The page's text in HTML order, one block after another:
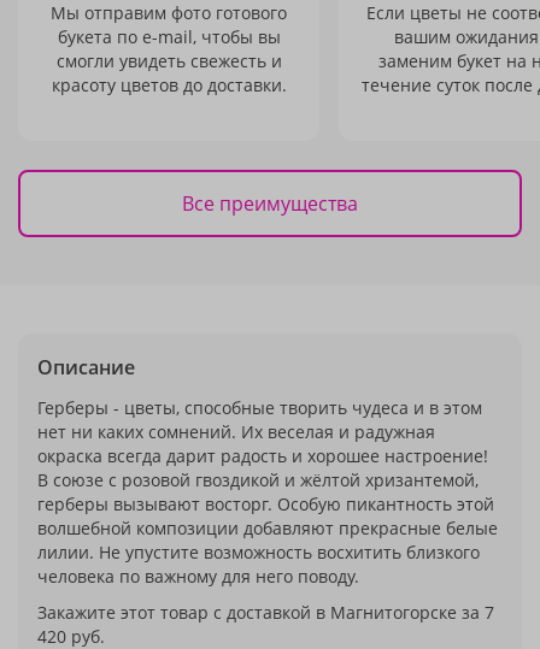
Мы отправим фото готового
букета по e-mail, чтобы вы
смогли увидеть свежесть и
красоту цветов до доставки.
Если цветы не
вашим
заменим букет на
течение суток после
Все преимущества
Описание
Герберы - цветы, способные творить чудеса и в этом
нет ни каких сомнений. Их веселая и радужная
окраска всегда дарит радость и хорошее настроение!
В союзе с розовой гвоздикой и жёлтой хризантемой,
герберы вызывают восторг. Особую пикантность этой
волшебной композиции добавляют прекрасные белые
лилии. Не упустите возможность восхитить близкого
человека по важному для него поводу.
Закажите этот товар с доставкой в Магнитогорске за 7
420 руб.